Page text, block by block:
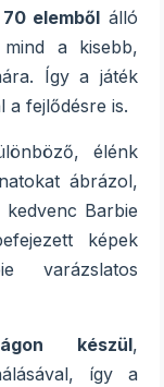
elemből álló
a kisebb,
Így a játék
a fejlődésre is.
élénk
ábrázol,
Barbie
képek
varázslatos
készül,
így a